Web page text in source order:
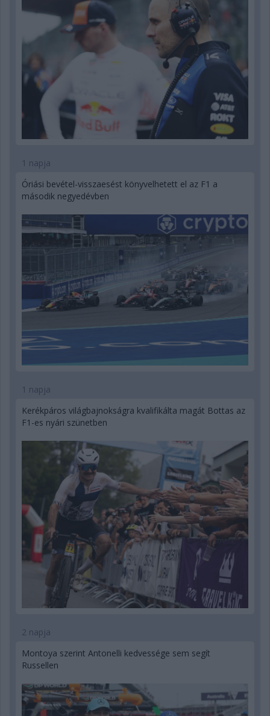
1 napja
Óriási bevétel-visszaesést könyvelhetett el az F1 a
második negyedévben
1 napja
Kerékpáros világbajnokságra kvalifikálta magát Bottas az
F1-es nyári szünetben
2 napja
Montoya szerint Antonelli kedvessége sem segít
Russellen